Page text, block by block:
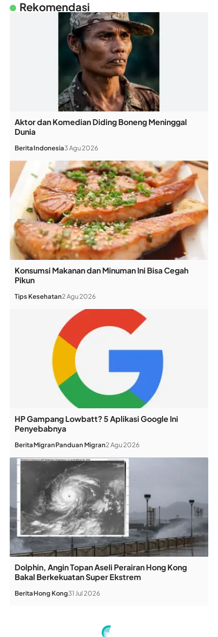
Rekomendasi
Aktor dan Komedian Diding Boneng Meninggal
Dunia
BeritaIndonesia3 Agu 2026
Konsumsi Makanan dan Minuman Ini Bisa Cegah
Pikun
Tips Kesehatan2 Agu 2026
HP Gampang Lowbatt? 5 Aplikasi Google Ini
Penyebabnya
BeritaMigranPanduan Migran2 Agu 2026
Dolphin, Angin Topan Aseli Perairan Hong Kong
Bakal Berkekuatan Super Ekstrem
BeritaHong Kong31 Jul 2026